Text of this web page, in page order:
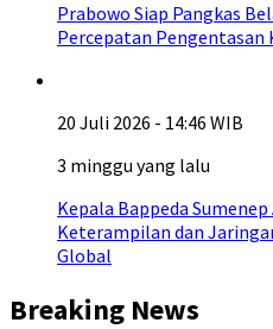
Prabowo Siap Pangkas
Percepatan Pengentasan
20 Juli 2026 - 14:46 WIB
3 minggu yang lalu
Kepala Bappeda
Keterampilan dan
Global
Breaking News